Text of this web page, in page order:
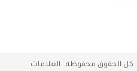
كل الحقوق محفوظة. العلامات